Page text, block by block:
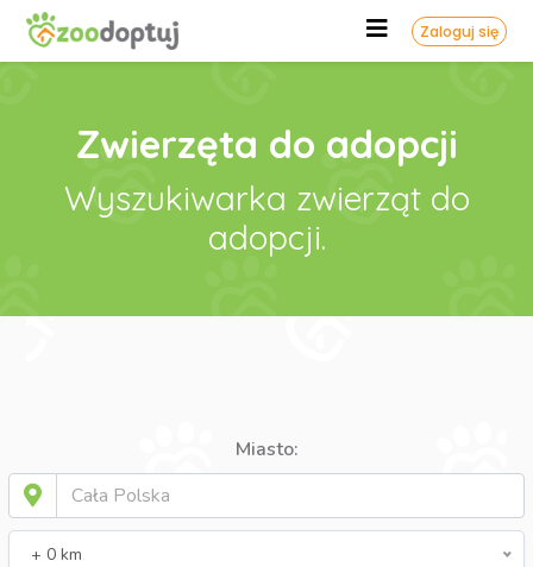
Zaloguj się
Zwierzęta do adopcji
Wyszukiwarka zwierząt do
adopcji.
Miasto:
+ 0 km